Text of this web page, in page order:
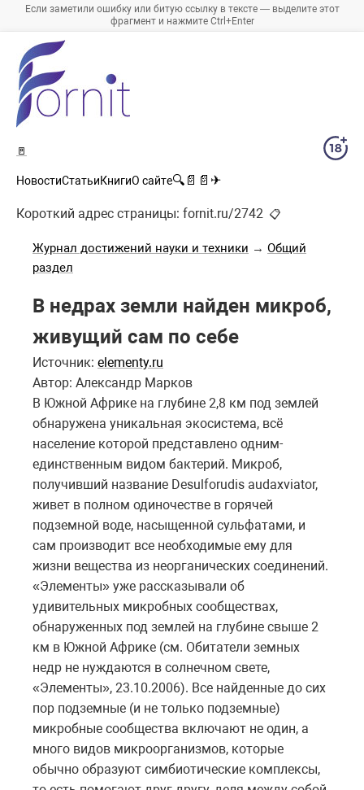
Если заметили ошибку или битую ссылку в тексте — выделите этот
фрагмент и нажмите Ctrl+Enter
🚪
НовостиСтатьиКнигиО сайте🔍 📄 📄 ✈
Короткий адрес страницы: fornit.ru/2742 📋
Журнал достижений науки и техники → Общий
раздел
В недрах земли найден микроб,
живущий сам по себе
Источник: elementy.ru
Автор: Александр Марков
В Южной Африке на глубине 2,8 км под землей
обнаружена уникальная экосистема, всё
население которой представлено одним-
единственным видом бактерий. Микроб,
получивший название Desulforudis audaxviator,
живет в полном одиночестве в горячей
подземной воде, насыщенной сульфатами, и
сам производит все необходимые ему для
жизни вещества из неорганических соединений.
«Элементы» уже рассказывали об
удивительных микробных сообществах,
обнаруженных под землей на глубине свыше 2
км в Южной Африке (см. Обитатели земных
недр не нуждаются в солнечном свете,
«Элементы», 23.10.2006). Все найденные до сих
пор подземные (и не только подземные)
микробные сообщества включают не один, а
много видов микроорганизмов, которые
обычно образуют симбиотические комплексы,